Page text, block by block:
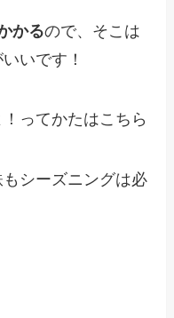
かるので、そこは
いです！
ってかたはこちら
シーズニングは必